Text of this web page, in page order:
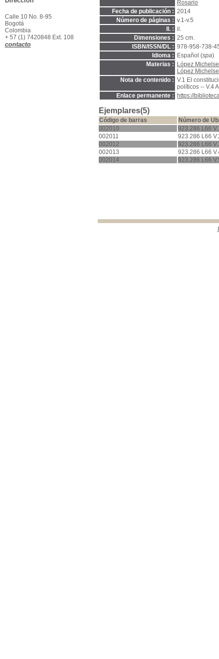
Rosario
Fecha de publicación : 2014
Número de páginas : v.1-v.5
Il. : il.
Dimensiones : 25 cm.
ISBN/ISSN/DL : 978-958-738-
Idioma :
Español (spa)
Materias :
López
López
Nota de contenido : V.1 El
políticos -- V.4
Enlace permanente :
https://
Ejemplares(5)
Código de barras
Número de
002010
923.286 L66
002011
923.286 L66
002012
923.286 L66
002013
923.286 L66
002014
923.286 L66
Calle 10 No. 8-95
Bogotá
Colombia
+ 57 (1) 7420848 Ext. 108
contacto